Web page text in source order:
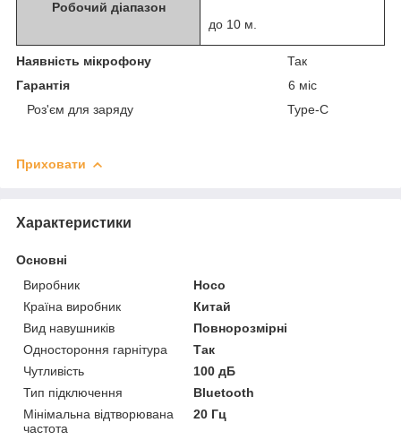
Робочий діапазон
до 10 м.
Наявність мікрофону
Так
Гарантія 6 міс
Роз'єм для заряду Type-C
Приховати
Характеристики
Основні
Виробник
Hoco
Країна виробник
Китай
Вид навушників
Повнорозмірні
Одностороння гарнітура
Так
Чутливість
100 дБ
Тип підключення
Bluetooth
Мінімальна відтворювана
частота
20 Гц